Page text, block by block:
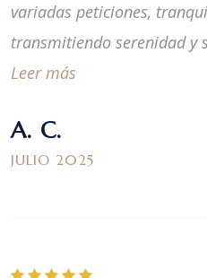
variadas peticiones,
transmitiendo serenidad y
Leer más
A. C.
JULIO 2025